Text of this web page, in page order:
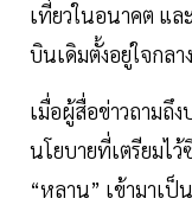
เที่ยวในอนาคต แ
บินเดิมตั้งอยู่ใจกลา
เมื่อผู้สื่อข่าวถามถึง
นโยบายที่เตรียมไ
“หลาน” เข้ามาเป็